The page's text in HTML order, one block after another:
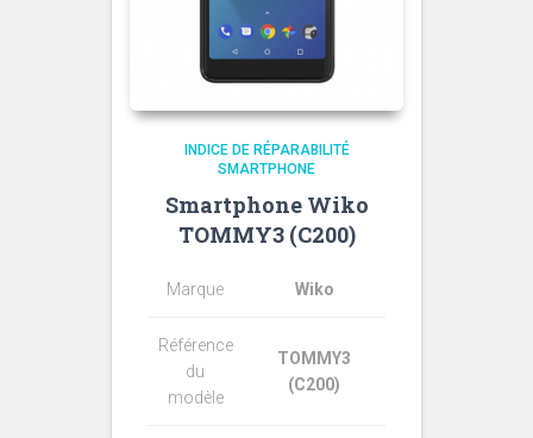
INDICE DE RÉPARABILITÉ
SMARTPHONE
Smartphone Wiko
TOMMY3 (C200)
Marque Wiko
Référence
du
modèle
TOMMY3
(C200)